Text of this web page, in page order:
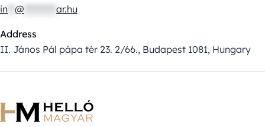
in @ ar.hu
Address
II. János Pál pápa tér 23. 2/66., Budapest 1081, Hungary